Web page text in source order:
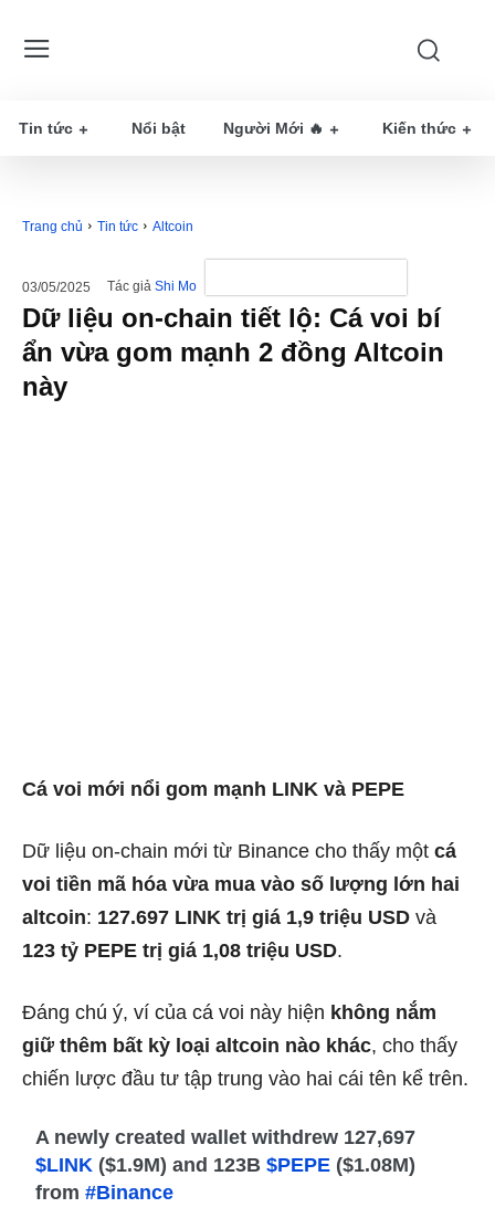
Tin tức Nổi bật Người Mới 🔥 Kiến thức
Trang chủ Tin tức Altcoin
03/05/2025 Tác giả Shi Mo
Dữ liệu on-chain tiết lộ: Cá voi bí
ẩn vừa gom mạnh 2 đồng Altcoin
này
Cá voi mới nổi gom mạnh LINK và PEPE
Dữ liệu on-chain mới từ Binance cho thấy một cá
voi tiền mã hóa vừa mua vào số lượng lớn hai
altcoin: 127.697 LINK trị giá 1,9 triệu USD và
123 tỷ PEPE trị giá 1,08 triệu USD.
Đáng chú ý, ví của cá voi này hiện không nắm
giữ thêm bất kỳ loại altcoin nào khác, cho thấy
chiến lược đầu tư tập trung vào hai cái tên kể trên.
A newly created wallet withdrew 127,697
$LINK ($1.9M) and 123B$PEPE ($1.08M)
from#Binance